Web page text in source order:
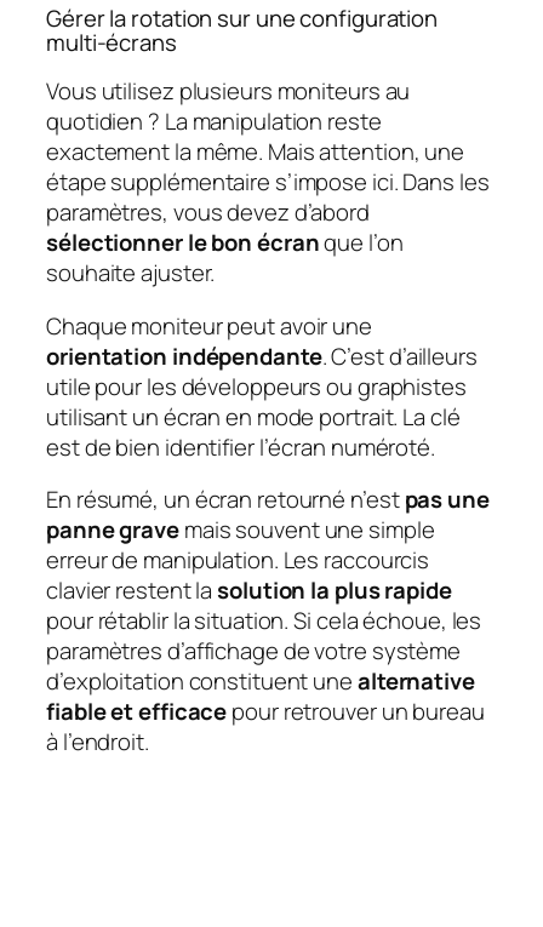
Gérer la rotation sur une configuration
multi-écrans
Vous utilisez plusieurs moniteurs au
quotidien ? La manipulation reste
exactement la même. Mais attention, une
étape supplémentaire s’impose ici. Dans les
paramètres, vous devez d’abord
sélectionner le bon écranque l’on
souhaite ajuster.
Chaque moniteur peut avoir une
orientation indépendante. C’est d’ailleurs
utile pour les développeurs ou graphistes
utilisant un écran en mode portrait. La clé
est de bien identifier l’écran numéroté.
En résumé, un écran retourné n’estpas une
panne gravemais souvent une simple
erreur de manipulation. Les raccourcis
clavier restent lasolution la plus rapide
pour rétablir la situation. Si cela échoue, les
paramètres d’affichage de votre système
d’exploitation constituent unealternative
fiable et efficacepour retrouver un bureau
à l’endroit.